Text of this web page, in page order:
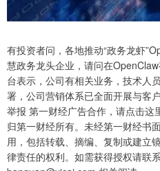
有投资者问，各地推动“政务龙虾
慧政务龙头企业，请问在
台表示，公司有相关业务，技术人
署，公司营销体系已全面开展与客户
举报 第一财经广告合作，请点击这
归第一财经所有。未经第一财经书
用，包括转载、摘编、复制或建立
律责任的权利。如需获得授权请联